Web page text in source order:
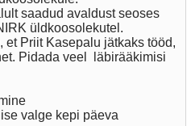
saadud avaldust seoses
üldkoosolekutel.
et Priit Kasepalu jätkaks tööd,
Pidada veel läbirääkimisi
valge kepi päeva